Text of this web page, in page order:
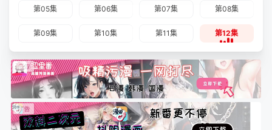
第05集 第06集 第07集 第08集
第09集 第10集 第11集 第12集